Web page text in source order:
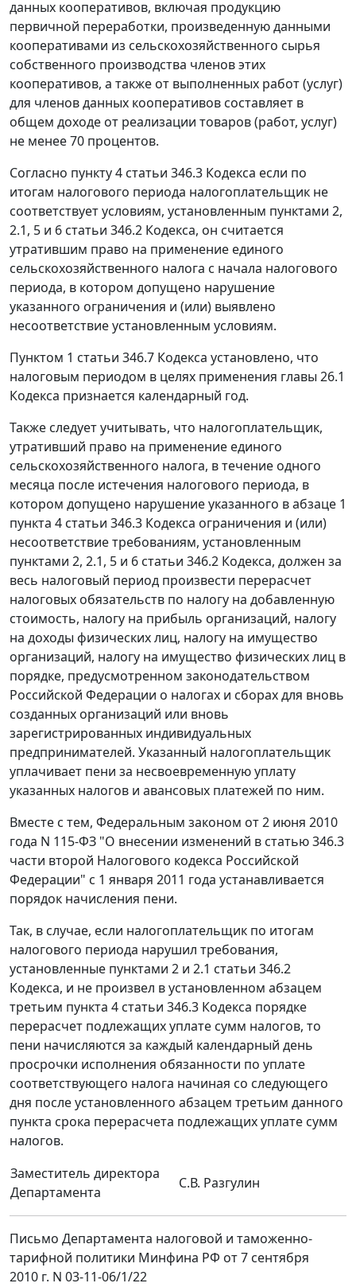
данных кооперативов, включая продукцию
первичной переработки, произведенную данными
кооперативами из сельскохозяйственного сырья
собственного производства членов этих
кооперативов, а также от выполненных работ (услуг)
для членов данных кооперативов составляет в
общем доходе от реализации товаров (работ, услуг)
не менее 70 процентов.
Согласно пункту 4 статьи 346.3 Кодекса если по
итогам налогового периода налогоплательщик не
соответствует условиям, установленным пунктами 2,
2.1, 5 и 6 статьи 346.2 Кодекса, он считается
утратившим право на применение единого
сельскохозяйственного налога с начала налогового
периода, в котором допущено нарушение
указанного ограничения и (или) выявлено
несоответствие установленным условиям.
Пунктом 1 статьи 346.7 Кодекса установлено, что
налоговым периодом в целях применения главы 26.1
Кодекса признается календарный год.
Также следует учитывать, что налогоплательщик,
утративший право на применение единого
сельскохозяйственного налога, в течение одного
месяца после истечения налогового периода, в
котором допущено нарушение указанного в абзаце 1
пункта 4 статьи 346.3 Кодекса ограничения и (или)
несоответствие требованиям, установленным
пунктами 2, 2.1, 5 и 6 статьи 346.2 Кодекса, должен за
весь налоговый период произвести перерасчет
налоговых обязательств по налогу на добавленную
стоимость, налогу на прибыль организаций, налогу
на доходы физических лиц, налогу на имущество
организаций, налогу на имущество физических лиц в
порядке, предусмотренном законодательством
Российской Федерации о налогах и сборах для вновь
созданных организаций или вновь
зарегистрированных индивидуальных
предпринимателей. Указанный налогоплательщик
уплачивает пени за несвоевременную уплату
указанных налогов и авансовых платежей по ним.
Вместе с тем, Федеральным законом от 2 июня 2010
года N 115-ФЗ "О внесении изменений в статью 346.3
части второй Налогового кодекса Российской
Федерации" с 1 января 2011 года устанавливается
порядок начисления пени.
Так, в случае, если налогоплательщик по итогам
налогового периода нарушил требования,
установленные пунктами 2 и 2.1 статьи 346.2
Кодекса, и не произвел в установленном абзацем
третьим пункта 4 статьи 346.3 Кодекса порядке
перерасчет подлежащих уплате сумм налогов, то
пени начисляются за каждый календарный день
просрочки исполнения обязанности по уплате
соответствующего налога начиная со следующего
дня после установленного абзацем третьим данного
пункта срока перерасчета подлежащих уплате сумм
налогов.
Заместитель директора
Департамента
С.В. Разгулин
Письмо Департамента налоговой и таможенно-
тарифной политики Минфина РФ от 7 сентября
2010 г. N 03-11-06/1/22